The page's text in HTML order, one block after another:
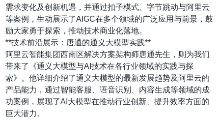
需求变化及创新机遇，并通过扣子模式、字节跳动与阿里云
等案例，生动展示了AIGC在多个领域的广泛应用与前景，鼓
励大家勇于探索，推动技术商业化落地。
**技术前沿展示：唐通的通义大模型实践**
阿里云智能集团西南区解决方案架构师唐通先生，则为我们
带来了《通义大模型与AI技术在各行业领域的实践与探
索》。他详细介绍了通义大模型的最新发展趋势及阿里云的
产品能力，通过智能客服、语音识别、内容生成等领域的成
功案例，展现了AI大模型在推动行业创新、提升效率方面的
巨大潜力。